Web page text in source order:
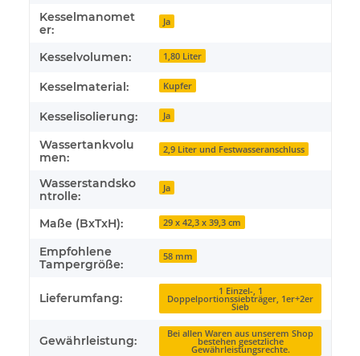
Kesselmanomet
er:
Ja
Kesselvolumen: 1,80 Liter
Kesselmaterial: Kupfer
Kesselisolierung: Ja
Wassertankvolu
men:
2,9 Liter und Festwasseranschluss
Wasserstandsko
ntrolle:
Ja
Maße (BxTxH): 29 x 42,3 x 39,3 cm
Empfohlene
Tampergröße:
58 mm
Lieferumfang:
1 Einzel-, 1
Doppelportionssiebträger, 1er+2er
Sieb
Gewährleistung:
Bei allen Waren aus unserem Shop
bestehen gesetzliche
Gewährleistungsrechte.